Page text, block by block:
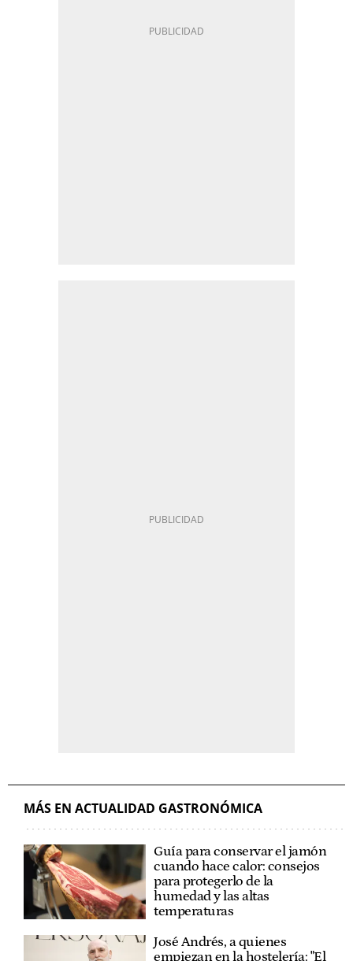
MÁS EN ACTUALIDAD GASTRONÓMICA
Guía para conservar el jamón
cuando hace calor: consejos
para protegerlo de la
humedad y las altas
temperaturas
José Andrés, a quienes
empiezan en la hostelería: "El